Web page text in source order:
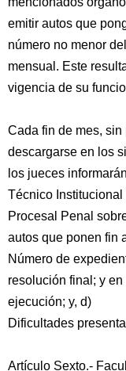
emitir autos que
número no menor
mensual. Este
vigencia de su
Cada fin de mes,
descargarse en los
los jueces
Técnico
Procesal Penal
autos que ponen fin
Número de
resolución final; y
ejecución; y, d)
Dificultades
Artículo Sexto.-